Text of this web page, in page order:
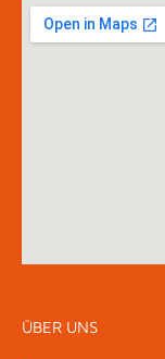
ÜBER UNS